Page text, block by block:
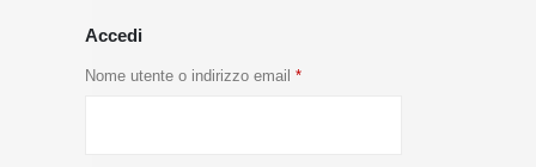
Accedi
Nome utente o indirizzo email *